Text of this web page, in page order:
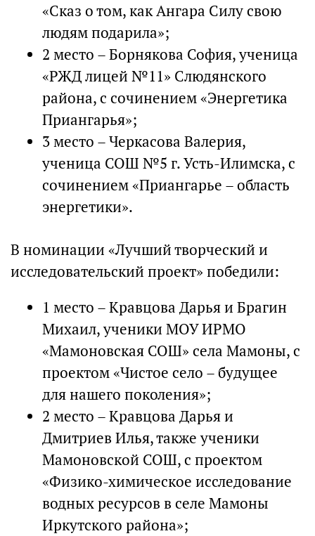
«Сказ о том, как Ангара Силу свою
людям подарила»;
2 место – Борнякова София, ученица
«РЖД лицей №11» Слюдянского
района, с сочинением «Энергетика
Приангарья»;
3 место – Черкасова Валерия,
ученица СОШ №5 г. Усть-Илимска, с
сочинением «Приангарье – область
энергетики».
В номинации «Лучший творческий и
исследовательский проект» победили:
1 место – Кравцова Дарья и Брагин
Михаил, ученики МОУ ИРМО
«Мамоновская СОШ» села Мамоны, с
проектом «Чистое село – будущее
для нашего поколения»;
2 место – Кравцова Дарья и
Дмитриев Илья, также ученики
Мамоновской СОШ, с проектом
«Физико-химическое исследование
водных ресурсов в селе Мамоны
Иркутского района»;